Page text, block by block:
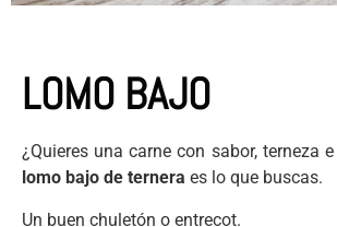
LOMO BAJO
¿Quieres una carne con sabor, terneza
lomo bajo de ternera es lo que buscas.
Un buen chuletón o entrecot.